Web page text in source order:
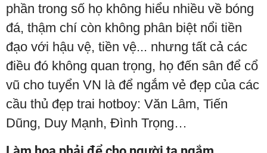
phần trong số họ không hiểu nhiều về bóng
đá, thậm chí còn không phân biệt nổi tiền
đạo với hậu vệ, tiền vệ... nhưng tất cả các
điều đó không quan trọng, họ đến sân để cổ
vũ cho tuyển VN là để ngắm vẻ đẹp của các
cầu thủ đẹp trai hotboy: Văn Lâm, Tiến
Dũng, Duy Mạnh, Đình Trọng…